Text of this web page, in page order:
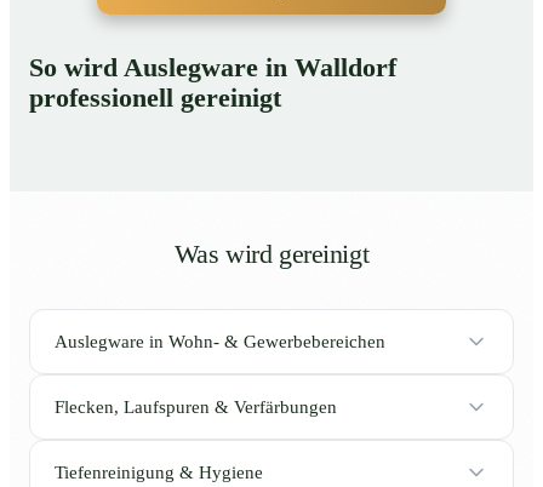
So wird Auslegware in Walldorf
professionell gereinigt
Was wird gereinigt
Auslegware in Wohn- & Gewerbebereichen
Flecken, Laufspuren & Verfärbungen
Tiefenreinigung & Hygiene